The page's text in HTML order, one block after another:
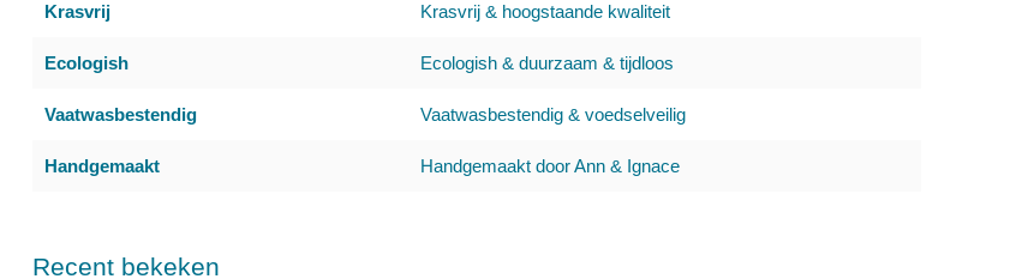
Krasvrij Krasvrij & hoogstaande kwaliteit
Ecologish Ecologish & duurzaam & tijdloos
Vaatwasbestendig Vaatwasbestendig & voedselveilig
Handgemaakt Handgemaakt door Ann & Ignace
Recent bekeken